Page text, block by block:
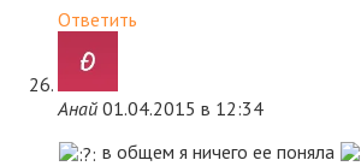
Ответить
Анай 01.04.2015 в 12:34
в общем я ничего ее поняла